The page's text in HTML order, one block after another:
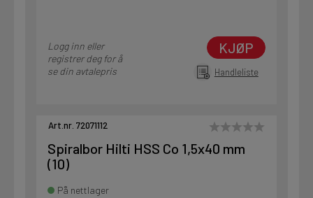
Logg inn eller
registrer deg for å
se din avtalepris
KJØP
Handleliste
Art.nr. 72071112
Spiralbor Hilti HSS Co 1,5x40 mm
(10)
På nettlager